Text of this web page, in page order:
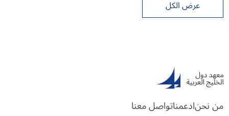
عرض الكل
من نحنادعمناتواصل معنا